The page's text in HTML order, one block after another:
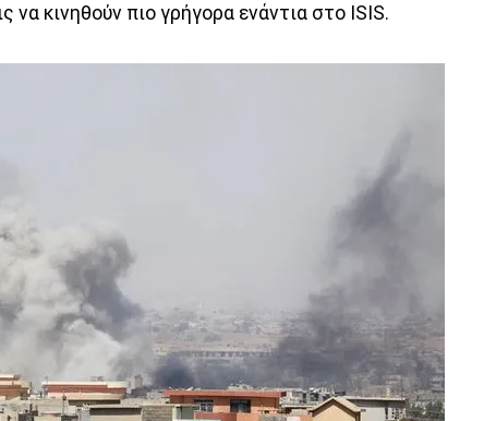
να κινηθούν πιο γρήγορα ενάντια στο ISIS.